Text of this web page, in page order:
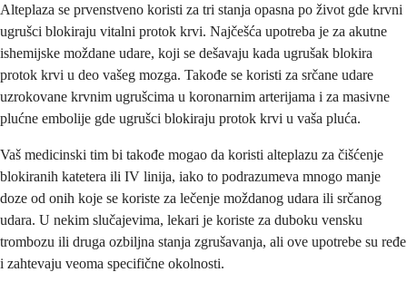
Alteplaza se prvenstveno koristi za tri stanja opasna po život gde krvni
ugrušci blokiraju vitalni protok krvi. Najčešća upotreba je za akutne
ishemijske moždane udare, koji se dešavaju kada ugrušak blokira
protok krvi u deo vašeg mozga. Takođe se koristi za srčane udare
uzrokovane krvnim ugrušcima u koronarnim arterijama i za masivne
plućne embolije gde ugrušci blokiraju protok krvi u vaša pluća.
Vaš medicinski tim bi takođe mogao da koristi alteplazu za čišćenje
blokiranih katetera ili IV linija, iako to podrazumeva mnogo manje
doze od onih koje se koriste za lečenje moždanog udara ili srčanog
udara. U nekim slučajevima, lekari je koriste za duboku vensku
trombozu ili druga ozbiljna stanja zgrušavanja, ali ove upotrebe su ređe
i zahtevaju veoma specifične okolnosti.